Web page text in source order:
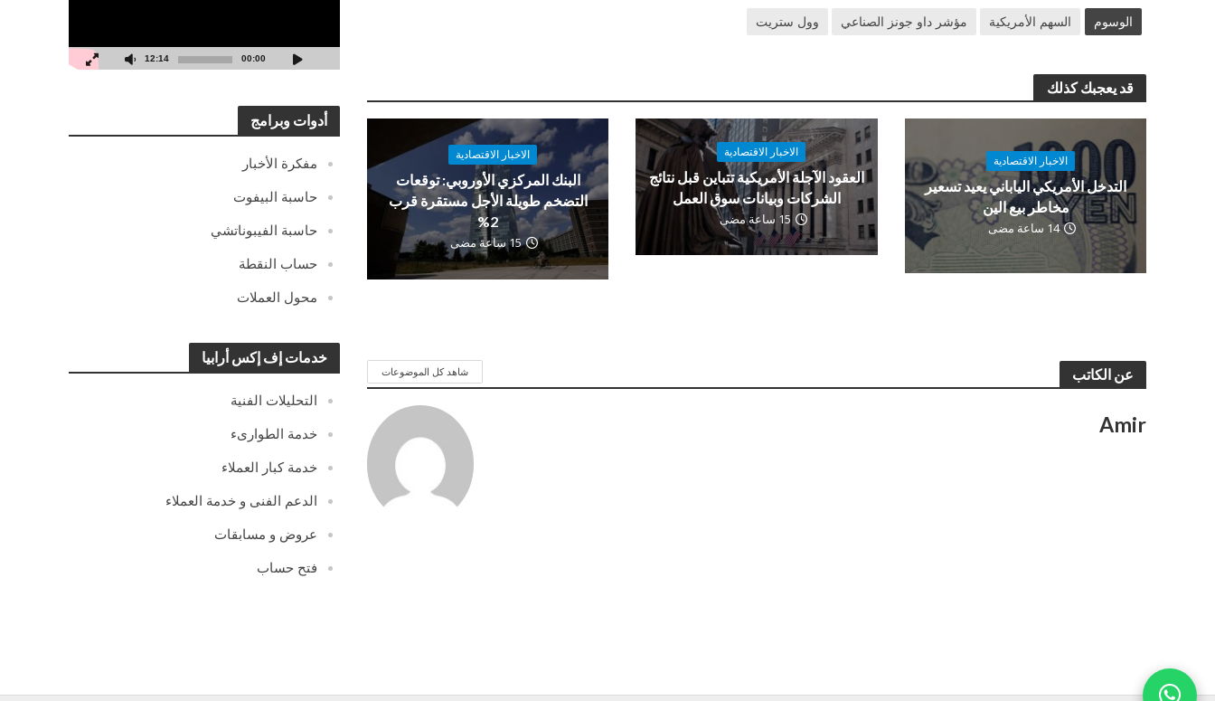
00:00
12:14
أدوات وبرامج
مفكرة الأخبار
حاسبة البيفوت
حاسبة الفيبوناتشي
حساب النقطة
محول العملات
خدمات إف إكس أرابيا
التحليلات الفنية
خدمة الطوارىء
خدمة كبار العملاء
الدعم الفنى و خدمة العملاء
عروض و مسابقات
فتح حساب
الوسوم السهم الأمريكية مؤشر داو جونز الصناعي وول ستريت
قد يعجبك كذلك
الاخبار الاقتصادية
التدخل الأمريكي الياباني يعيد تسعير
مخاطر بيع الين
14 ساعة مضى
الاخبار الاقتصادية
العقود الآجلة الأمريكية تتباين قبل نتائج
الشركات وبيانات سوق العمل
15 ساعة مضى
الاخبار الاقتصادية
البنك المركزي الأوروبي: توقعات
التضخم طويلة الأجل مستقرة قرب
2%
15 ساعة مضى
عن الكاتب شاهد كل الموضوعات
Amir